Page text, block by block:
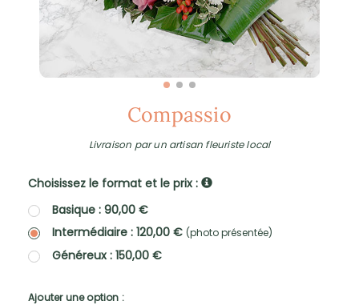
Compassio
Livraison par un artisan fleuriste local
Choisissez le format et le prix :
Basique : 90,00 €
Intermédiaire : 120,00 € (photo présentée)
Généreux : 150,00 €
Ajouter une option :